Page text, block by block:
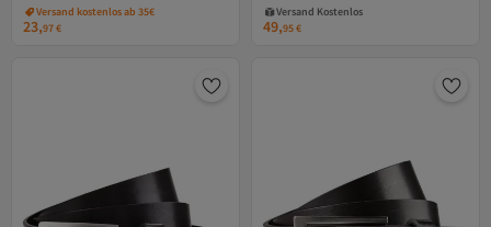
Versand kostenlos ab 35€
23,97€
Versand Kostenlos
49,95€